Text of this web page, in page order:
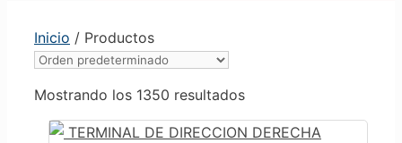
Inicio / Productos
Mostrando los 1350 resultados